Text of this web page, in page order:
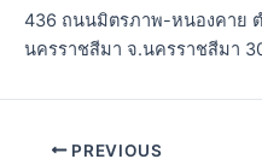
436 ถนนมิตรภาพ-หนองคาย ต
นครราชสีมา จ.นครราชสีมา
PREVIOUS